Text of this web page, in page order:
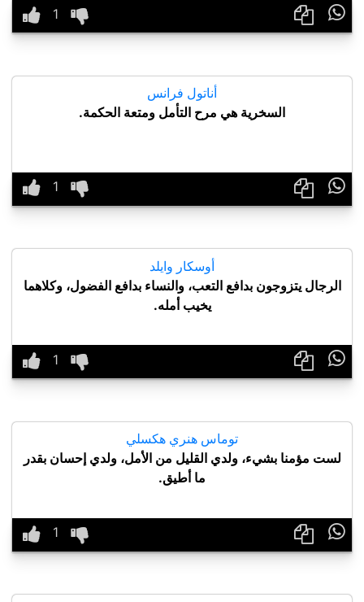

أناتول فرانس
السخرية هي مرح التأمل ومتعة الحكمة.

أوسكار وايلد
الرجال يتزوجون بدافع التعب، والنساء بدافع الفضول، وكلاهما
يخيب أمله.

توماس هنري هكسلي
لست مؤمنا بشيء، ولدي القليل من الأمل، ولدي إحسان بقدر
ما أطيق.
